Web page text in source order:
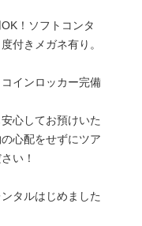
！ソフトコンタ
付きメガネ有り。
インロッカー完備
心してお預けいた
心配をせずにツア
い！
タルはじめました